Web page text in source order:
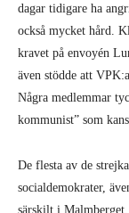
dagar tidigare ha
också mycket hård.
kravet på envoyén
även stödde att
Några medlemmar
kommunist” som
De flesta av de
socialdemokrater,
särskilt i